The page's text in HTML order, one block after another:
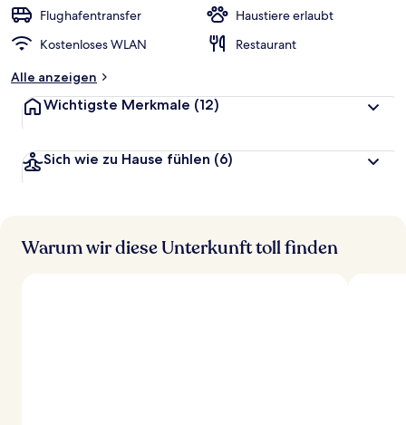
Flughafentransfer
Haustiere erlaubt
Kostenloses WLAN
Restaurant
Alle anzeigen
Wichtigste Merkmale (12)
Sich wie zu Hause fühlen (6)
Warum wir diese Unterkunft toll finden